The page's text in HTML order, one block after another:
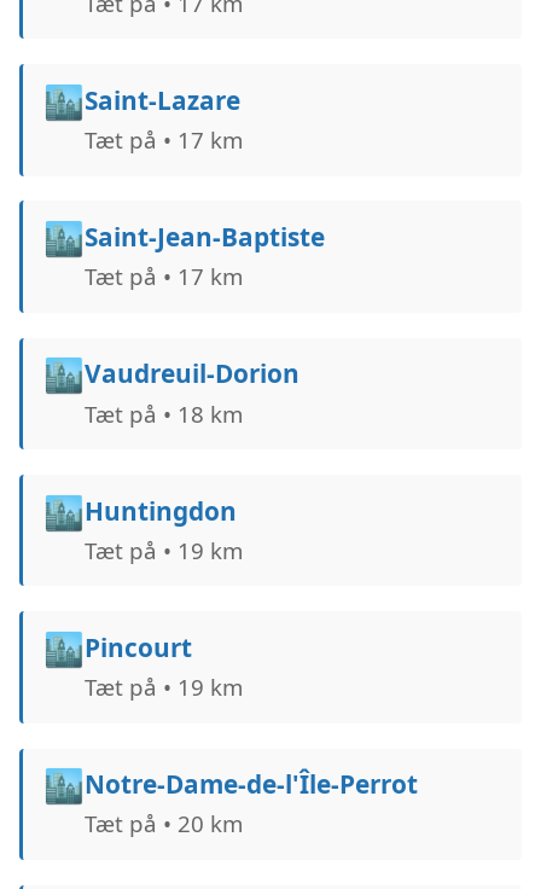
🏙️Saint-Lazare
Tæt på • 17 km
🏙️Saint-Jean-Baptiste
Tæt på • 17 km
🏙️Vaudreuil-Dorion
Tæt på • 18 km
🏙️Huntingdon
Tæt på • 19 km
🏙️Pincourt
Tæt på • 19 km
🏙️Notre-Dame-de-l'Île-Perrot
Tæt på • 20 km